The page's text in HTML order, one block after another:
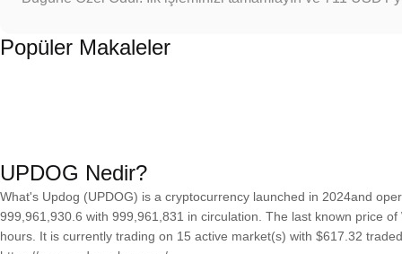
Popüler Makaleler
UPDOG Nedir?
What's Updog (UPDOG) is a cryptocurrency launched in 2024and
999,961,930.6 with 999,961,831 in circulation. The last known price
hours. It is currently trading on 15 active market(s) with $617.32